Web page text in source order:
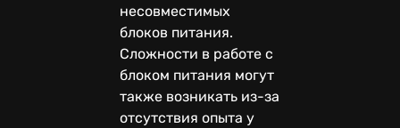
несовместимых
блоков питания.
Сложности в работе с
блоком питания могут
также возникать из-за
отсутствия опыта у